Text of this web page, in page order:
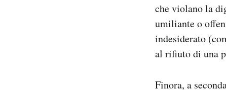
che violano la
umiliante o
indesiderato
al rifiuto di una
Finora, a